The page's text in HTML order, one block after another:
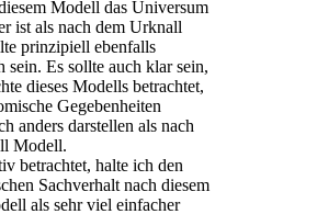
Modell das Universum
ist als nach dem Urknall
prinzipiell ebenfalls
sein. Es sollte auch klar sein,
dieses Modells betrachtet,
Gegebenheiten
anders darstellen als nach
Modell.
betrachtet, halte ich den
Sachverhalt nach diesem
als sehr viel einfacher